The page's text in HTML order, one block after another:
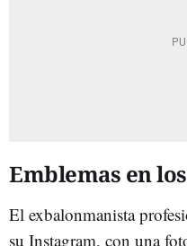
Emblemas en
El exbalonmanista
su Instagram, con una